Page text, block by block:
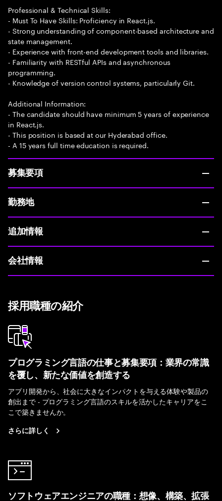
Professional & Technical Skills:
- Must To Have Skills: Proficiency in React.js.
- Strong understanding of component-based architecture and
state management.
- Experience with front-end development tools and libraries.
- Familiarity with RESTful APIs and asynchronous
programming.
- Knowledge of version control systems, particularly Git.
Additional Information:
- The candidate should have minimum 5 years of experience
in React.js.
- This position is based at our Hyderabad office.
- A 15 years full time education is required.
募集要項
勤務地
追加情報
会社情報
採用職種の紹介
プログラミング言語の仕事と募集要項：業界の常識
を覆し、新たな価値を創造する
アプリ開発から、社会に大きなインパクトを与える体験や製品の
創出まで - プログラミング言語のスキルを活かしたキャリアをこ
こで築きませんか。
さらに詳しく
ソフトウェアエンジニアの職種：想像、構築、拡張